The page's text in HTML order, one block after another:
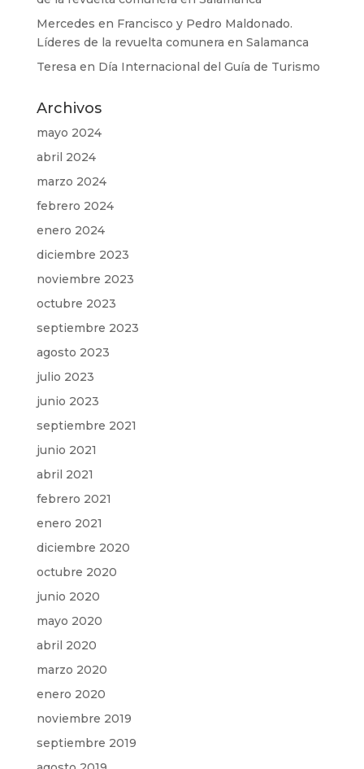
Mercedes en Francisco y Pedro Maldonado.
Líderes de la revuelta comunera en Salamanca
Teresa en Día Internacional del Guía de Turismo
Archivos
mayo 2024
abril 2024
marzo 2024
febrero 2024
enero 2024
diciembre 2023
noviembre 2023
octubre 2023
septiembre 2023
agosto 2023
julio 2023
junio 2023
septiembre 2021
junio 2021
abril 2021
febrero 2021
enero 2021
diciembre 2020
octubre 2020
junio 2020
mayo 2020
abril 2020
marzo 2020
enero 2020
noviembre 2019
septiembre 2019